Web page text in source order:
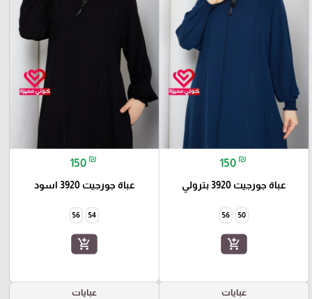
150 ₪
عباة جورجيت 3920 بترولي
50
56
add_shopping_cart
150 ₪
عباة جورجيت 3920 اسود
54
56
add_shopping_cart
عبايات عبايات